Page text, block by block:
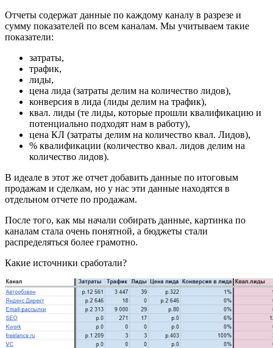
Отчеты содержат данные по каждому каналу в разрезе и
сумму показателей по всем каналам. Мы учитываем такие
показатели:
затраты,
трафик,
лиды,
цена лида (затраты делим на количество лидов),
конверсия в лида (лиды делим на трафик),
квал. лиды (те лиды, которые прошли квалификацию и
потенциально подходят нам в работу),
цена КЛ (затраты делим на количество квал. Лидов),
% квалификации (количество квал. лидов делим на
количество лидов).
В идеале в этот же отчет добавить данные по итоговым
продажам и сделкам, но у нас эти данные находятся в
отдельном отчете по продажам.
После того, как мы начали собирать данные, картинка по
каналам стала очень понятной, а бюджеты стали
распределяться более грамотно.
Какие источники сработали?